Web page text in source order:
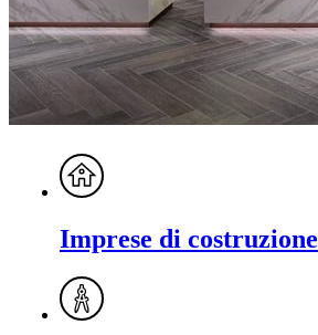
Imprese di costruzione